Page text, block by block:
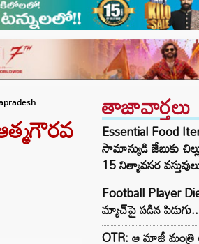
తాజావార్తలు
Essential Food
సామాన్యుడి జేబుకు
15 నిత్యావసర
Football Player
మ్యాచ్‌పై పడిన
OTR: ఆ మాజీ మంత్రి